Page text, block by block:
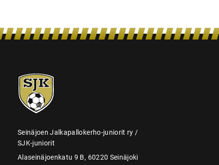
SJK-
juniorit
Seinäjoen Jalkapallokerho-juniorit ry /
SJK-juniorit
Alaseinäjoenkatu 9 B, 60220 Seinäjoki